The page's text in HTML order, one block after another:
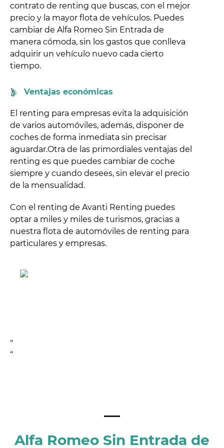
contrato de renting que buscas, con el mejor
precio y la mayor flota de vehículos. Puedes
cambiar de Alfa Romeo Sin Entrada de
manera cómoda, sin los gastos que conlleva
adquirir un vehículo nuevo cada cierto
tiempo.
Ventajas económicas
El renting para empresas evita la adquisición
de varios automóviles, además, disponer de
coches de forma inmediata sin precisar
aguardar.Otra de las primordiales ventajas del
renting es que puedes cambiar de coche
siempre y cuando desees, sin elevar el precio
de la mensualidad.
Con el renting de Avanti Renting puedes
optar a miles y miles de turismos, gracias a
nuestra flota de automóviles de renting para
particulares y empresas.
”
“
Alfa Romeo Sin Entrada de